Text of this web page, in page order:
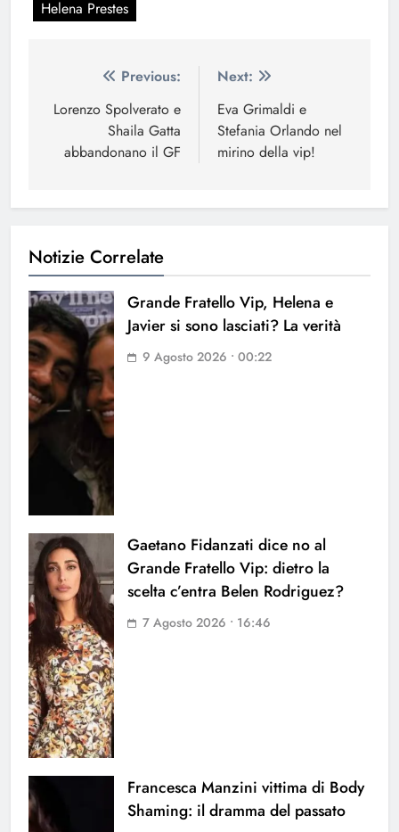
Helena Prestes
Navigazione
articoli
Previous:
Lorenzo Spolverato e
Shaila Gatta
abbandonano il GF
Next:
Eva Grimaldi e
Stefania Orlando nel
mirino della vip!
Notizie Correlate
Grande Fratello Vip, Helena e
Javier si sono lasciati? La verità
9 Agosto 2026 • 00:22
Gaetano Fidanzati dice no al
Grande Fratello Vip: dietro la
scelta c’entra Belen Rodriguez?
7 Agosto 2026 • 16:46
Francesca Manzini vittima di Body
Shaming: il dramma del passato